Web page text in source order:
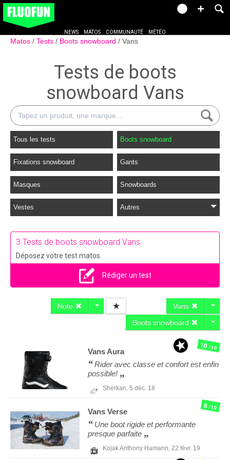
NEWS MATOS COMMUNAUTÉ MÉTÉO
Matos Tests Boots snowboard Vans
Tests de boots
snowboard Vans
Tous les tests Boots snowboard
Fixations snowboard Gants
Masques Snowboards
Vestes Autres
3 Tests de boots snowboard Vans.
Déposez votre test matos.
Rédiger un test
Note
Vans
Boots snowboard
Vans Aura
Rider avec classe et confort est enfin
possible!
Sherkan, 5 déc. 18
10/10
Vans Verse
Une boot rigide et performante
presque parfaite
Kojak Anthony Hamann, 22 févr. 19
8/10